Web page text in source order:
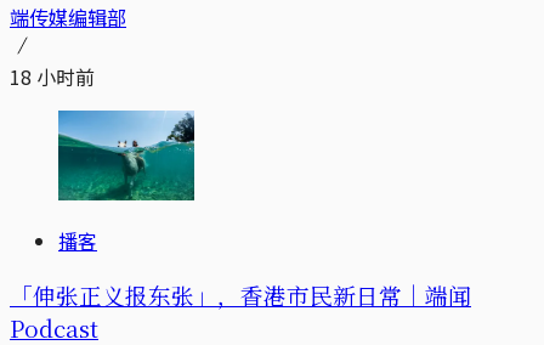
端传媒编辑部
18 小时前
播客
「伸张正义报东张」，香港市民新日常｜端闻
Podcast